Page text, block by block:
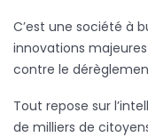
C’est une société à
innovations
contre le
Tout repose sur
de milliers de